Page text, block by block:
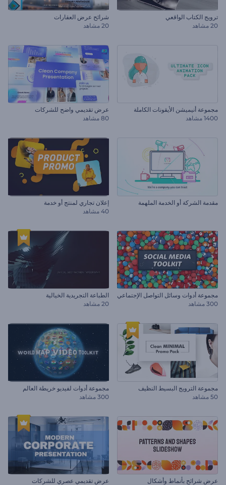
ترويج الكتاب الواقعي
20 مشاهد
شرائح عرض العقارات
20 مشاهد
مجموعة أنيميشن الأيقونات الكاملة
1400 مشاهد
عرض تقديمي واضح للشركات
80 مشاهد
مقدمة الشركة أو الخدمة الملهمة
إعلان تجاري لمنتج أو خدمة
40 مشاهد
مجموعة أدوات وسائل التواصل الإجتماعي
300 مشاهد
الطباعة التجريدية الخيالية
20 مشاهد
مجموعة الترويج البسيط النظيف
50 مشاهد
مجموعة أدوات لفيديو خريطة العالم
300 مشاهد
عرض شرائح بأنماط وأشكال
عرض تقديمي عصري للشركات